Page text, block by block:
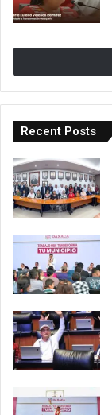
Recent Posts